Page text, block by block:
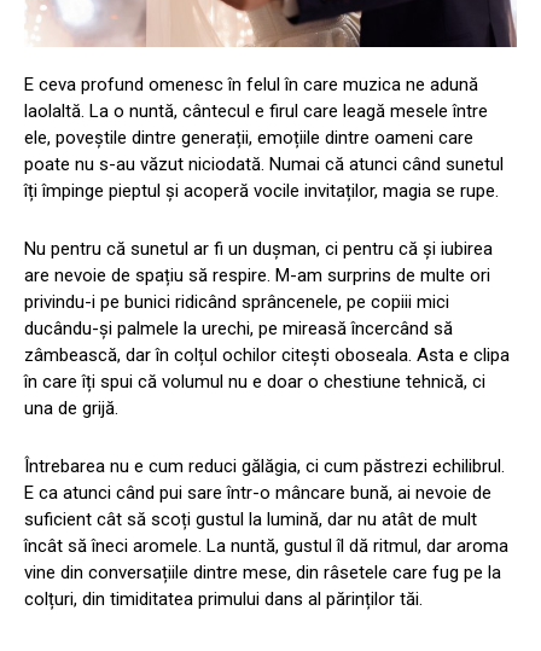
E ceva profund omenesc în felul în care muzica ne adună
laolaltă. La o nuntă, cântecul e firul care leagă mesele între
ele, poveștile dintre generații, emoțiile dintre oameni care
poate nu s-au văzut niciodată. Numai că atunci când sunetul
îți împinge pieptul și acoperă vocile invitaților, magia se rupe.
Nu pentru că sunetul ar fi un dușman, ci pentru că și iubirea
are nevoie de spațiu să respire. M-am surprins de multe ori
privindu-i pe bunici ridicând sprâncenele, pe copiii mici
ducându-și palmele la urechi, pe mireasă încercând să
zâmbească, dar în colțul ochilor citești oboseala. Asta e clipa
în care îți spui că volumul nu e doar o chestiune tehnică, ci
una de grijă.
Întrebarea nu e cum reduci gălăgia, ci cum păstrezi echilibrul.
E ca atunci când pui sare într-o mâncare bună, ai nevoie de
suficient cât să scoți gustul la lumină, dar nu atât de mult
încât să îneci aromele. La nuntă, gustul îl dă ritmul, dar aroma
vine din conversațiile dintre mese, din râsetele care fug pe la
colțuri, din timiditatea primului dans al părinților tăi.